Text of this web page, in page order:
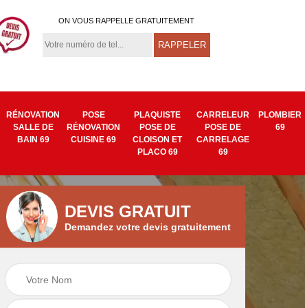
ON VOUS RAPPELLE GRATUITEMENT
RÉNOVATION
SALLE DE
BAIN 69
POSE
RÉNOVATION
CUISINE 69
PLAQUISTE
POSE DE
CLOISON ET
PLACO 69
CARRELEUR
POSE DE
CARRELAGE
69
PLOMBIER
69
Isolation mur
intérieur 69
Pose de tapisserie
et toile de verre 69
DEVIS GRATUIT
Demandez votre devis gratuitement